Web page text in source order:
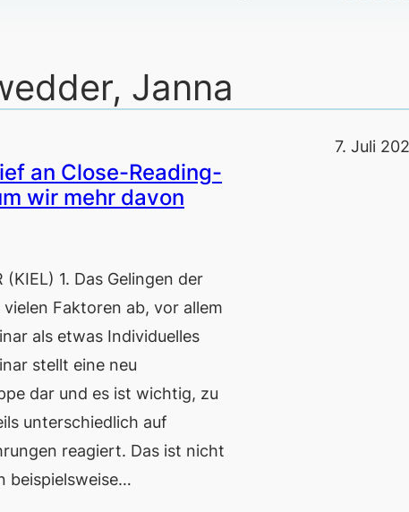
Janna
an Close-Reading-
wir mehr davon
(KIEL) 1. Das Gelingen der
Faktoren ab, vor allem
als etwas Individuelles
stellt eine neu
dar und es ist wichtig, zu
unterschiedlich auf
reagiert. Das ist nicht
beispielsweise…
7. Juli